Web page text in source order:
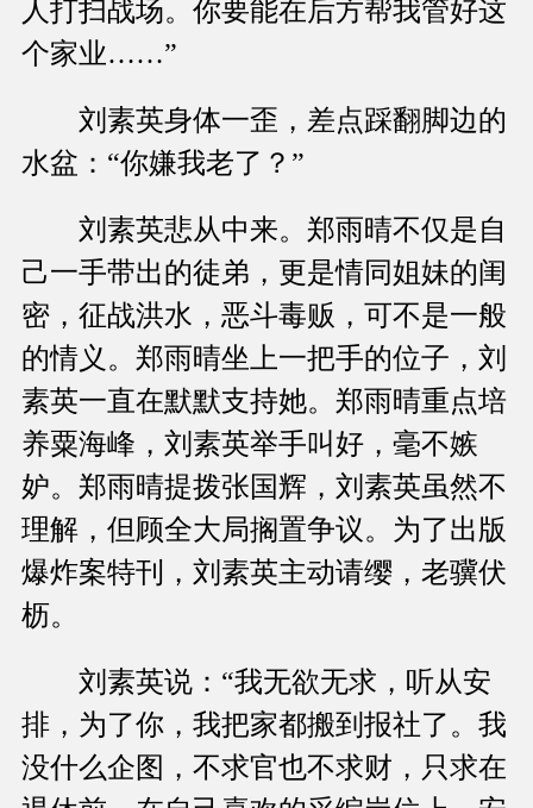
人打扫战场。你要能在后方帮我管好这
个家业……”
刘素英身体一歪，差点踩翻脚边的
水盆：“你嫌我老了？”
刘素英悲从中来。郑雨晴不仅是自
己一手带出的徒弟，更是情同姐妹的闺
密，征战洪水，恶斗毒贩，可不是一般
的情义。郑雨晴坐上一把手的位子，刘
素英一直在默默支持她。郑雨晴重点培
养粟海峰，刘素英举手叫好，毫不嫉
妒。郑雨晴提拨张国辉，刘素英虽然不
理解，但顾全大局搁置争议。为了出版
爆炸案特刊，刘素英主动请缨，老骥伏
枥。
刘素英说：“我无欲无求，听从安
排，为了你，我把家都搬到报社了。我
没什么企图，不求官也不求财，只求在